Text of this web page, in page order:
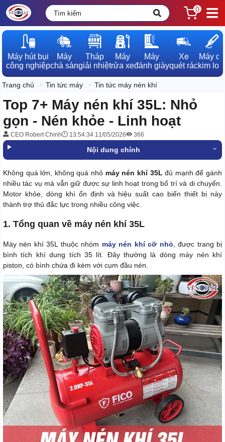
0
Máy hút bụi
công nghiệp
Máy
chà sàn
Tháp
giải nhiệt
Máy
rửa xe
Máy
đánh giày
Xe
quét rác
Máy dò
kim loại
Trang chủ Tin tức máy Tin tức máy nén khí
Top 7+ Máy nén khí 35L: Nhỏ
gọn - Nén khỏe - Linh hoạt
CEO Robert Chinh 13:54:34 11/05/2026 366
Nội dung chính
Không quá lớn, không quá nhỏ máy nén khí 35Lđủ mạnh để gánh
nhiều tác vụ mà vẫn giữ được sự linh hoạt trong bố trí và di chuyển.
Motor khỏe, dòng khí ổn định và hiệu suất cao biến thiết bị này
thành trợ thủ đắc lực trong nhiều công việc.
1. Tổng quan về máy nén khí 35L
Máy nén khí 35L thuộc nhóm máy nén khí cỡ nhỏ , được trang bị
bình tích khí dung tích 35 lít. Đây thường là dòng máy nén khí
piston, có bình chứa đi kèm với cụm đầu nén.